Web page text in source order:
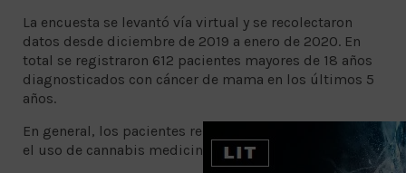
La encuesta se levantó vía virtual y se recolectaron
datos desde diciembre de 2019 a enero de 2020. En
total se registraron 612 pacientes mayores de 18 años
diagnosticados con cáncer de mama en los últimos 5
años.
En general, los pacientes reportaron un alto interés en
el uso de cannabis medicinal.